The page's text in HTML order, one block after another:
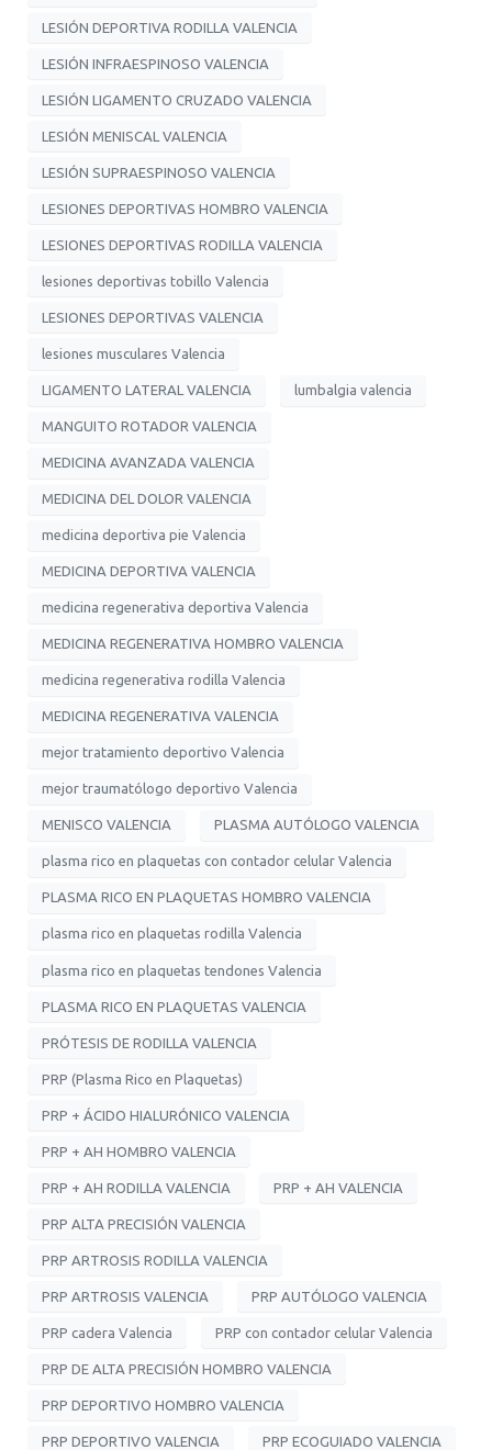
LESIÓN DEPORTIVA RODILLA VALENCIA
LESIÓN INFRAESPINOSO VALENCIA
LESIÓN LIGAMENTO CRUZADO VALENCIA
LESIÓN MENISCAL VALENCIA
LESIÓN SUPRAESPINOSO VALENCIA
LESIONES DEPORTIVAS HOMBRO VALENCIA
LESIONES DEPORTIVAS RODILLA VALENCIA
lesiones deportivas tobillo Valencia
LESIONES DEPORTIVAS VALENCIA
lesiones musculares Valencia
LIGAMENTO LATERAL VALENCIA lumbalgia valencia
MANGUITO ROTADOR VALENCIA
MEDICINA AVANZADA VALENCIA
MEDICINA DEL DOLOR VALENCIA
medicina deportiva pie Valencia
MEDICINA DEPORTIVA VALENCIA
medicina regenerativa deportiva Valencia
MEDICINA REGENERATIVA HOMBRO VALENCIA
medicina regenerativa rodilla Valencia
MEDICINA REGENERATIVA VALENCIA
mejor tratamiento deportivo Valencia
mejor traumatólogo deportivo Valencia
MENISCO VALENCIA PLASMA AUTÓLOGO VALENCIA
plasma rico en plaquetas con contador celular Valencia
PLASMA RICO EN PLAQUETAS HOMBRO VALENCIA
plasma rico en plaquetas rodilla Valencia
plasma rico en plaquetas tendones Valencia
PLASMA RICO EN PLAQUETAS VALENCIA
PRÓTESIS DE RODILLA VALENCIA
PRP (Plasma Rico en Plaquetas)
PRP + ÁCIDO HIALURÓNICO VALENCIA
PRP + AH HOMBRO VALENCIA
PRP + AH RODILLA VALENCIA PRP + AH VALENCIA
PRP ALTA PRECISIÓN VALENCIA
PRP ARTROSIS RODILLA VALENCIA
PRP ARTROSIS VALENCIA PRP AUTÓLOGO VALENCIA
PRP cadera Valencia PRP con contador celular Valencia
PRP DE ALTA PRECISIÓN HOMBRO VALENCIA
PRP DEPORTIVO HOMBRO VALENCIA
PRP DEPORTIVO VALENCIA PRP ECOGUIADO VALENCIA